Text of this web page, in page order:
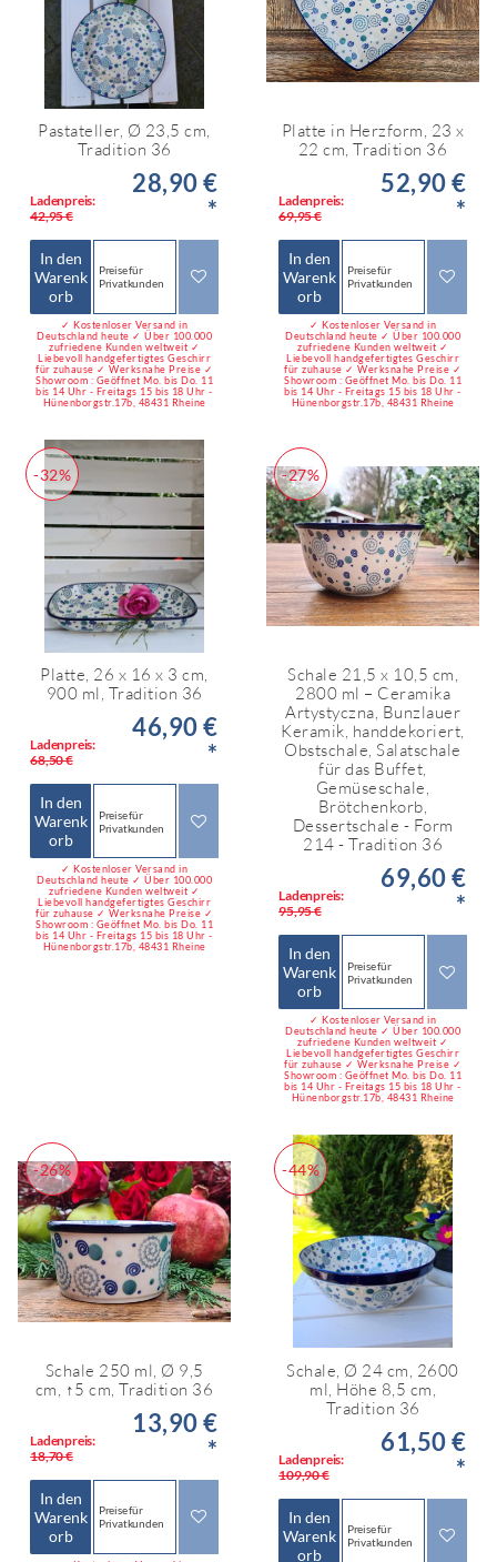
Pastateller, Ø 23,5 cm,
Tradition 36
Ladenpreis:
42,95 €
28,90 €
*
In den
Warenk
orb
Preise für
Privatkunden
✓ Kostenloser Versand in
Deutschland heute ✓ Über 100.000
zufriedene Kunden weltweit ✓
Liebevoll handgefertigtes Geschirr
für zuhause ✓ Werksnahe Preise ✓
Showroom : Geöffnet Mo. bis Do. 11
bis 14 Uhr - Freitags 15 bis 18 Uhr -
Hünenborgstr.17b, 48431 Rheine
Platte in Herzform, 23 x
22 cm, Tradition 36
Ladenpreis:
69,95 €
52,90 €
*
In den
Warenk
orb
Preise für
Privatkunden
✓ Kostenloser Versand in
Deutschland heute ✓ Über 100.000
zufriedene Kunden weltweit ✓
Liebevoll handgefertigtes Geschirr
für zuhause ✓ Werksnahe Preise ✓
Showroom : Geöffnet Mo. bis Do. 11
bis 14 Uhr - Freitags 15 bis 18 Uhr -
Hünenborgstr.17b, 48431 Rheine
-32%
Platte, 26 x 16 x 3 cm,
900 ml, Tradition 36
Ladenpreis:
68,50 €
46,90 €
*
In den
Warenk
orb
Preise für
Privatkunden
✓ Kostenloser Versand in
Deutschland heute ✓ Über 100.000
zufriedene Kunden weltweit ✓
Liebevoll handgefertigtes Geschirr
für zuhause ✓ Werksnahe Preise ✓
Showroom : Geöffnet Mo. bis Do. 11
bis 14 Uhr - Freitags 15 bis 18 Uhr -
Hünenborgstr.17b, 48431 Rheine
-27%
Schale 21,5 x 10,5 cm,
2800 ml – Ceramika
Artystyczna, Bunzlauer
Keramik, handdekoriert,
Obstschale, Salatschale
für das Buffet,
Gemüseschale,
Brötchenkorb,
Dessertschale - Form
214 - Tradition 36
Ladenpreis:
95,95 €
69,60 €
*
In den
Warenk
orb
Preise für
Privatkunden
✓ Kostenloser Versand in
Deutschland heute ✓ Über 100.000
zufriedene Kunden weltweit ✓
Liebevoll handgefertigtes Geschirr
für zuhause ✓ Werksnahe Preise ✓
Showroom : Geöffnet Mo. bis Do. 11
bis 14 Uhr - Freitags 15 bis 18 Uhr -
Hünenborgstr.17b, 48431 Rheine
-26%
Schale 250 ml, Ø 9,5
cm, ↑5 cm, Tradition 36
Ladenpreis:
18,70 €
13,90 €
*
In den
Warenk
orb
Preise für
Privatkunden
-44%
Schale, Ø 24 cm, 2600
ml, Höhe 8,5 cm,
Tradition 36
Ladenpreis:
109,90 €
61,50 €
*
In den
Warenk
orb
Preise für
Privatkunden